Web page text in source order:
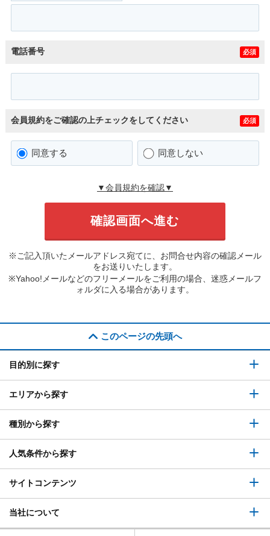
電話番号 必須
会員規約をご確認の上チェックをしてください 必須
同意する 同意しない
▼会員規約を確認▼
※ご記入頂いたメールアドレス宛てに、お問合せ内容の確認メール
をお送りいたします。
※Yahoo!メールなどのフリーメールをご利用の場合、迷惑メールフ
ォルダに入る場合があります。
このページの先頭へ
目的別に探す
エリアから探す
種別から探す
人気条件から探す
サイトコンテンツ
当社について